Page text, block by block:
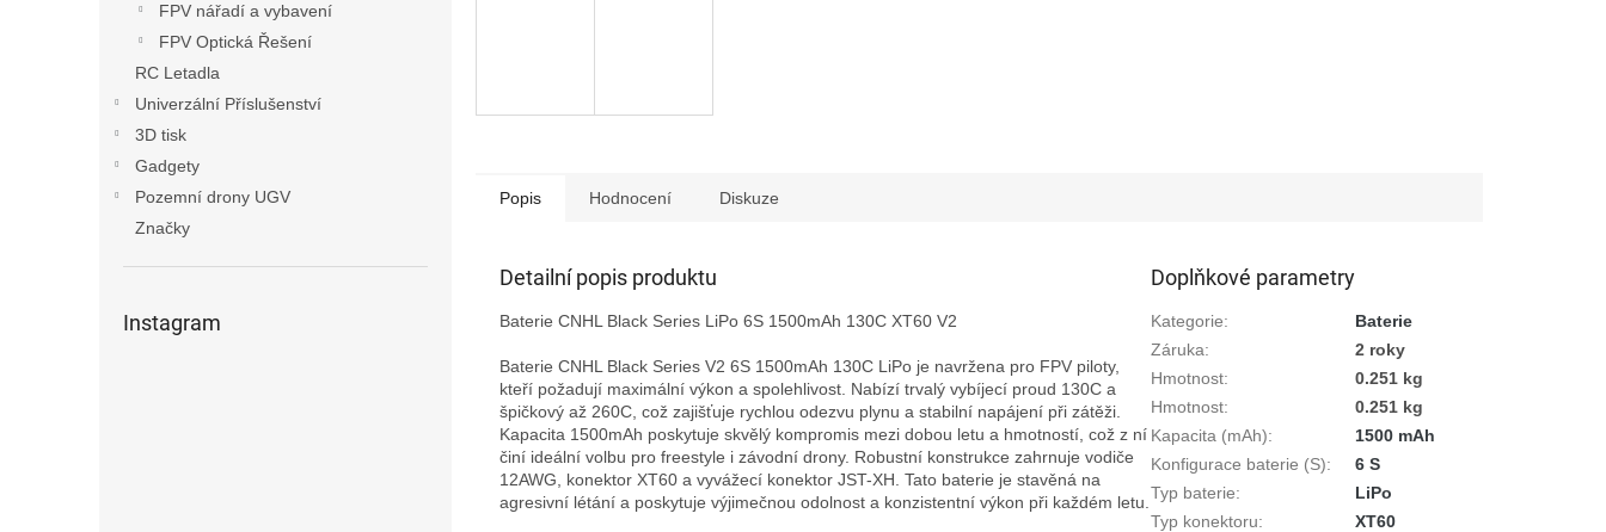
FPV nářadí a vybavení
FPV Optická Řešení
RC Letadla
Univerzální Příslušenství
3D tisk
Gadgety
Pozemní drony UGV
Značky
Instagram
Popis Hodnocení Diskuze
Detailní popis produktu
Baterie CNHL Black Series LiPo 6S 1500mAh 130C XT60 V2
Baterie CNHL Black Series V2 6S 1500mAh 130C LiPo je navržena pro FPV piloty,
kteří požadují maximální výkon a spolehlivost. Nabízí trvalý vybíjecí proud 130C a
špičkový až 260C, což zajišťuje rychlou odezvu plynu a stabilní napájení při zátěži.
Kapacita 1500mAh poskytuje skvělý kompromis mezi dobou letu a hmotností, což z ní
činí ideální volbu pro freestyle i závodní drony. Robustní konstrukce zahrnuje vodiče
12AWG, konektor XT60 a vyvážecí konektor JST-XH. Tato baterie je stavěná na
agresivní létání a poskytuje výjimečnou odolnost a konzistentní výkon při každém letu.
Doplňkové parametry
Kategorie:
Baterie
Záruka:
2 roky
Hmotnost:
0.251 kg
Hmotnost:
0.251 kg
Kapacita (mAh):
1500 mAh
Konfigurace baterie (S):
6 S
Typ baterie:
LiPo
Typ konektoru:
XT60